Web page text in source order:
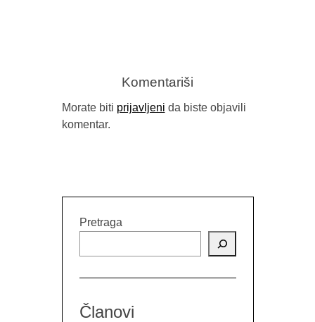
Komentariši
Morate biti prijavljeni da biste objavili
komentar.
Pretraga
Članovi